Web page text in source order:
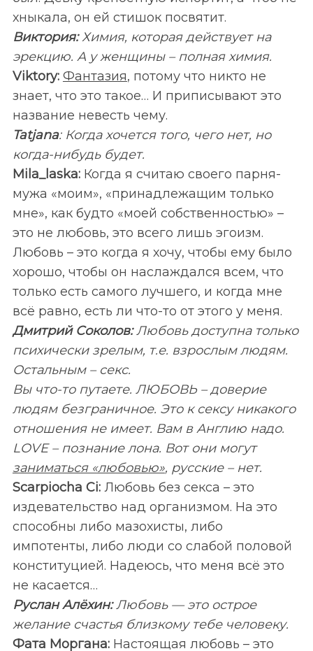
хныкала, он ей стишок посвятит.
Виктория:Химия, которая действует на
эрекцию. А у женщины – полная химия.
Viktory: Фантазия, потому что никто не
знает, что это такое… И приписывают это
название невесть чему.
Tatjana: Когда хочется того, чего нет, но
когда-нибудь будет.
Mila_laska: Когда я считаю своего парня-
мужа «моим», «принадлежащим только
мне», как будто «моей собственностью» –
это не любовь, это всего лишь эгоизм.
Любовь – это когда я хочу, чтобы ему было
хорошо, чтобы он наслаждался всем, что
только есть самого лучшего, и когда мне
всё равно, есть ли что-то от этого у меня.
Дмитрий Соколов:Любовь доступна только
психически зрелым, т.е. взрослым людям.
Остальным – секс.
Вы что-то путаете. ЛЮБОВЬ – доверие
людям безграничное. Это к сексу никакого
отношения не имеет. Вам в Англию надо.
LOVE – познание лона. Вот они могут
заниматься «любовью», русские – нет.
Scarpiocha Ci:Любовь без секса – это
издевательство над организмом. На это
способны либо мазохисты, либо
импотенты, либо люди со слабой половой
конституцией. Надеюсь, что меня всё это
не касается…
Руслан Алёхин:Любовь — это острое
желание счастья близкому тебе человеку.
Фата Моргана:Настоящая любовь – это